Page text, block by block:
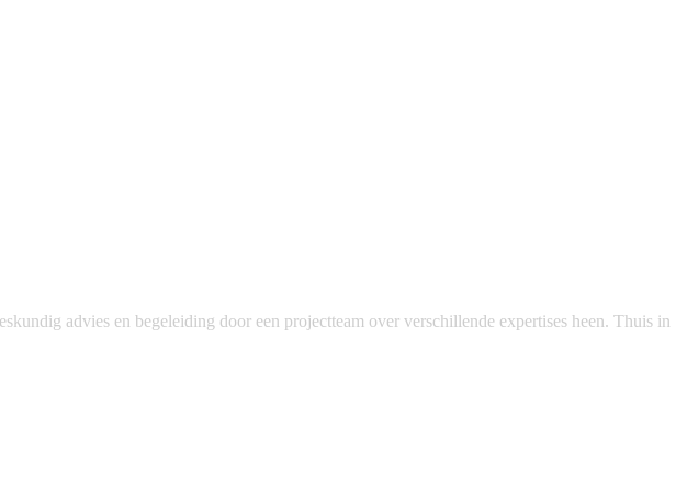
advies en begeleiding door een projectteam over verschillende expertises heen. Thuis in